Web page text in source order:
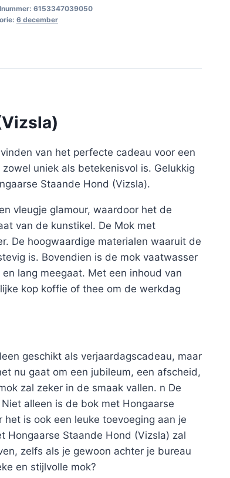
6153347039050
6 december
van het perfecte cadeau voor een
uniek als betekenisvol is. Gelukkig
Staande Hond (Vizsla).
vleugje glamour, waardoor het de
van de kunstikel. De Mok met
De hoogwaardige materialen waaruit de
is. Bovendien is de mok vaatwasser
lang meegaat. Met een inhoud van
kop koffie of thee om de werkdag
geschikt als verjaardagscadeau, maar
nu gaat om een jubileum, een afscheid,
zal zeker in de smaak vallen. n De
alleen is de bok met Hongaarse
is ook een leuke toevoeging aan je
Hongaarse Staande Hond (Vizsla) zal
zelfs als je gewoon achter je bureau
en stijlvolle mok?